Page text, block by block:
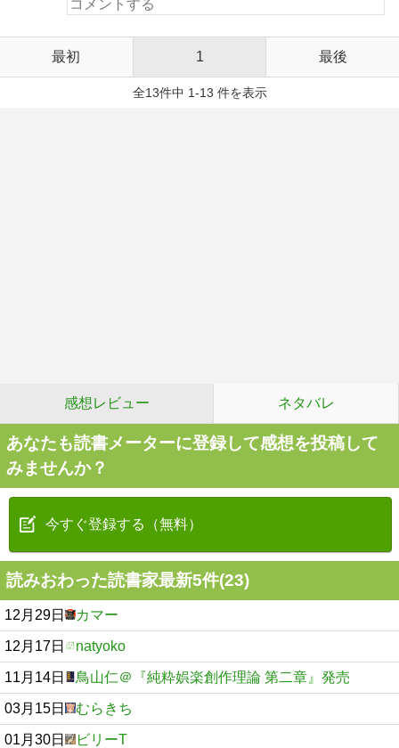
最初 1 最後
全13件中 1-13 件を表示
感想レビュー ネタバレ
あなたも読書メーターに登録して感想を投稿して
みませんか？
今すぐ登録する（無料）
読みおわった読書家最新5件(23)
12月29日 カマー
12月17日 natyoko
11月14日 鳥山仁＠『純粋娯楽創作理論 第二章』発売
03月15日 むらきち
01月30日 ビリーT